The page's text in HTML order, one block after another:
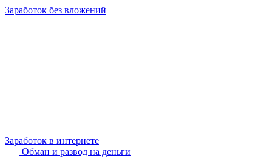
Заработок без вложений
Заработок в интернете
Обман и развод на деньги